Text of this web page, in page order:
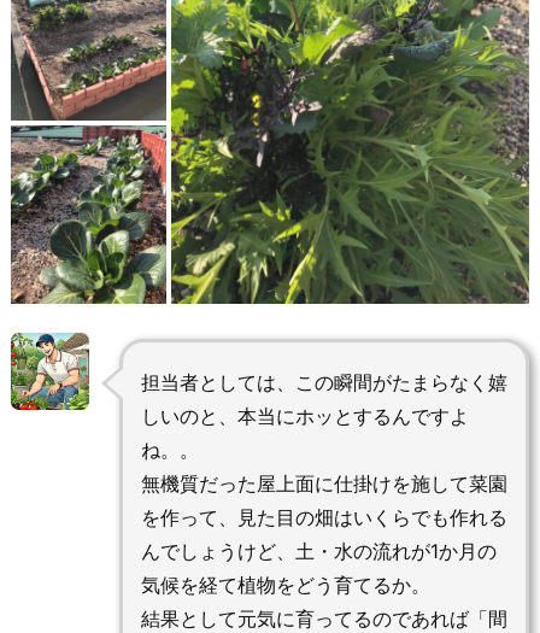
担当者としては、この瞬間がたまらなく嬉
しいのと、本当にホッとするんですよ
ね。。
無機質だった屋上面に仕掛けを施して菜園
を作って、見た目の畑はいくらでも作れる
んでしょうけど、土・水の流れが1か月の
気候を経て植物をどう育てるか。
結果として元気に育ってるのであれば「間